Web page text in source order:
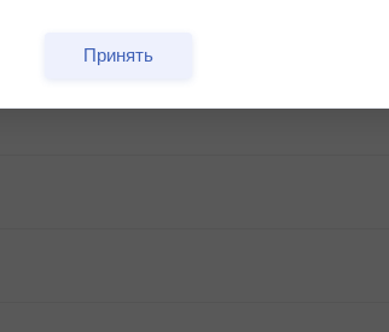
Принять